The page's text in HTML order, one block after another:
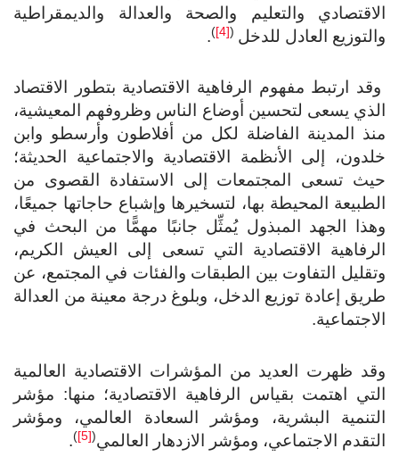
والتعليم والصحة والعدالة والديمقراطية
العادل للدخل(
[4]
)
.
ارتبط مفهوم الرفاهية الاقتصادية بتطور الاقتصاد
يسعى لتحسين أوضاع الناس وظروفهم المعيشية،
المدينة الفاضلة لكل من أفلاطون وأرسطو وابن
إلى الأنظمة الاقتصادية والاجتماعية الحديثة؛
تسعى المجتمعات إلى الاستفادة القصوى من
المحيطة بها، لتسخيرها وإشباع حاجاتها جميعًا،
الجهد المبذول يُمثِّل جانبًا مهمًّا من البحث في
الاقتصادية التي تسعى إلى العيش الكريم،
التفاوت بين الطبقات والفئات في المجتمع، عن
إعادة توزيع الدخل، وبلوغ درجة معينة من العدالة
ظهرت العديد من المؤشرات الاقتصادية العالمية
اهتمت بقياس الرفاهية الاقتصادية؛ منها: مؤشر
البشرية، ومؤشر السعادة العالمي، ومؤشر
الاجتماعي، ومؤشر الازدهار العالمي
)
.